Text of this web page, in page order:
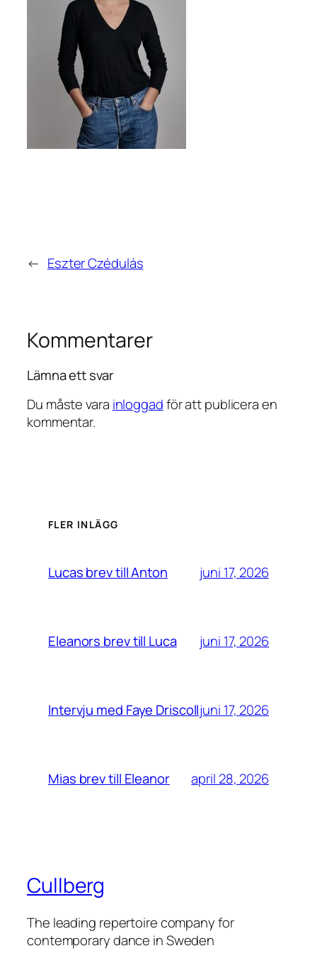
← Eszter Czédulás
Kommentarer
Lämna ett svar
Du måste vara inloggadför att publicera en
kommentar.
FLER INLÄGG
Lucas brev till Anton juni 17, 2026
Eleanors brev till Luca juni 17, 2026
Intervju med Faye Driscolljuni 17, 2026
Mias brev till Eleanor april 28, 2026
Cullberg
The leading repertoire company for
contemporary dance in Sweden